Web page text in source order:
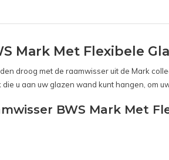
Mark Met Flexibele
droog met de raamwisser uit de Mark
u aan uw glazen wand kunt hangen, om
BWS Mark Met